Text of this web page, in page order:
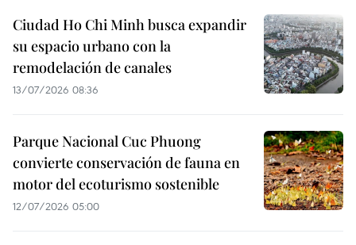
Ciudad Ho Chi Minh busca expandir
su espacio urbano con la
remodelación de canales
13/07/2026 08:36
Parque Nacional Cuc Phuong
convierte conservación de fauna en
motor del ecoturismo sostenible
12/07/2026 05:00